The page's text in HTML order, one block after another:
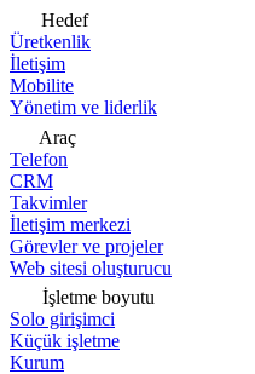
Hedef
Üretkenlik
İletişim
Mobilite
Yönetim ve liderlik
Araç
Telefon
CRM
Takvimler
İletişim merkezi
Görevler ve projeler
Web sitesi oluşturucu
İşletme boyutu
Solo girişimci
Küçük işletme
Kurum